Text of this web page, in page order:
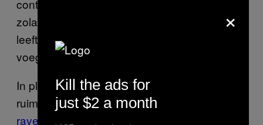
controleren van iedereen die binnenkomt,
zolang de meerderheid de geadverteerde
leeftijd heeft. “Afdwingen lijkt me overdreven,”
voegt hen eraan toe.
In plaats daarvan hebben deze nachten
ruimte geschapen voordoorgewinterde
ravers
×
Kill the ads for
just $2 a month